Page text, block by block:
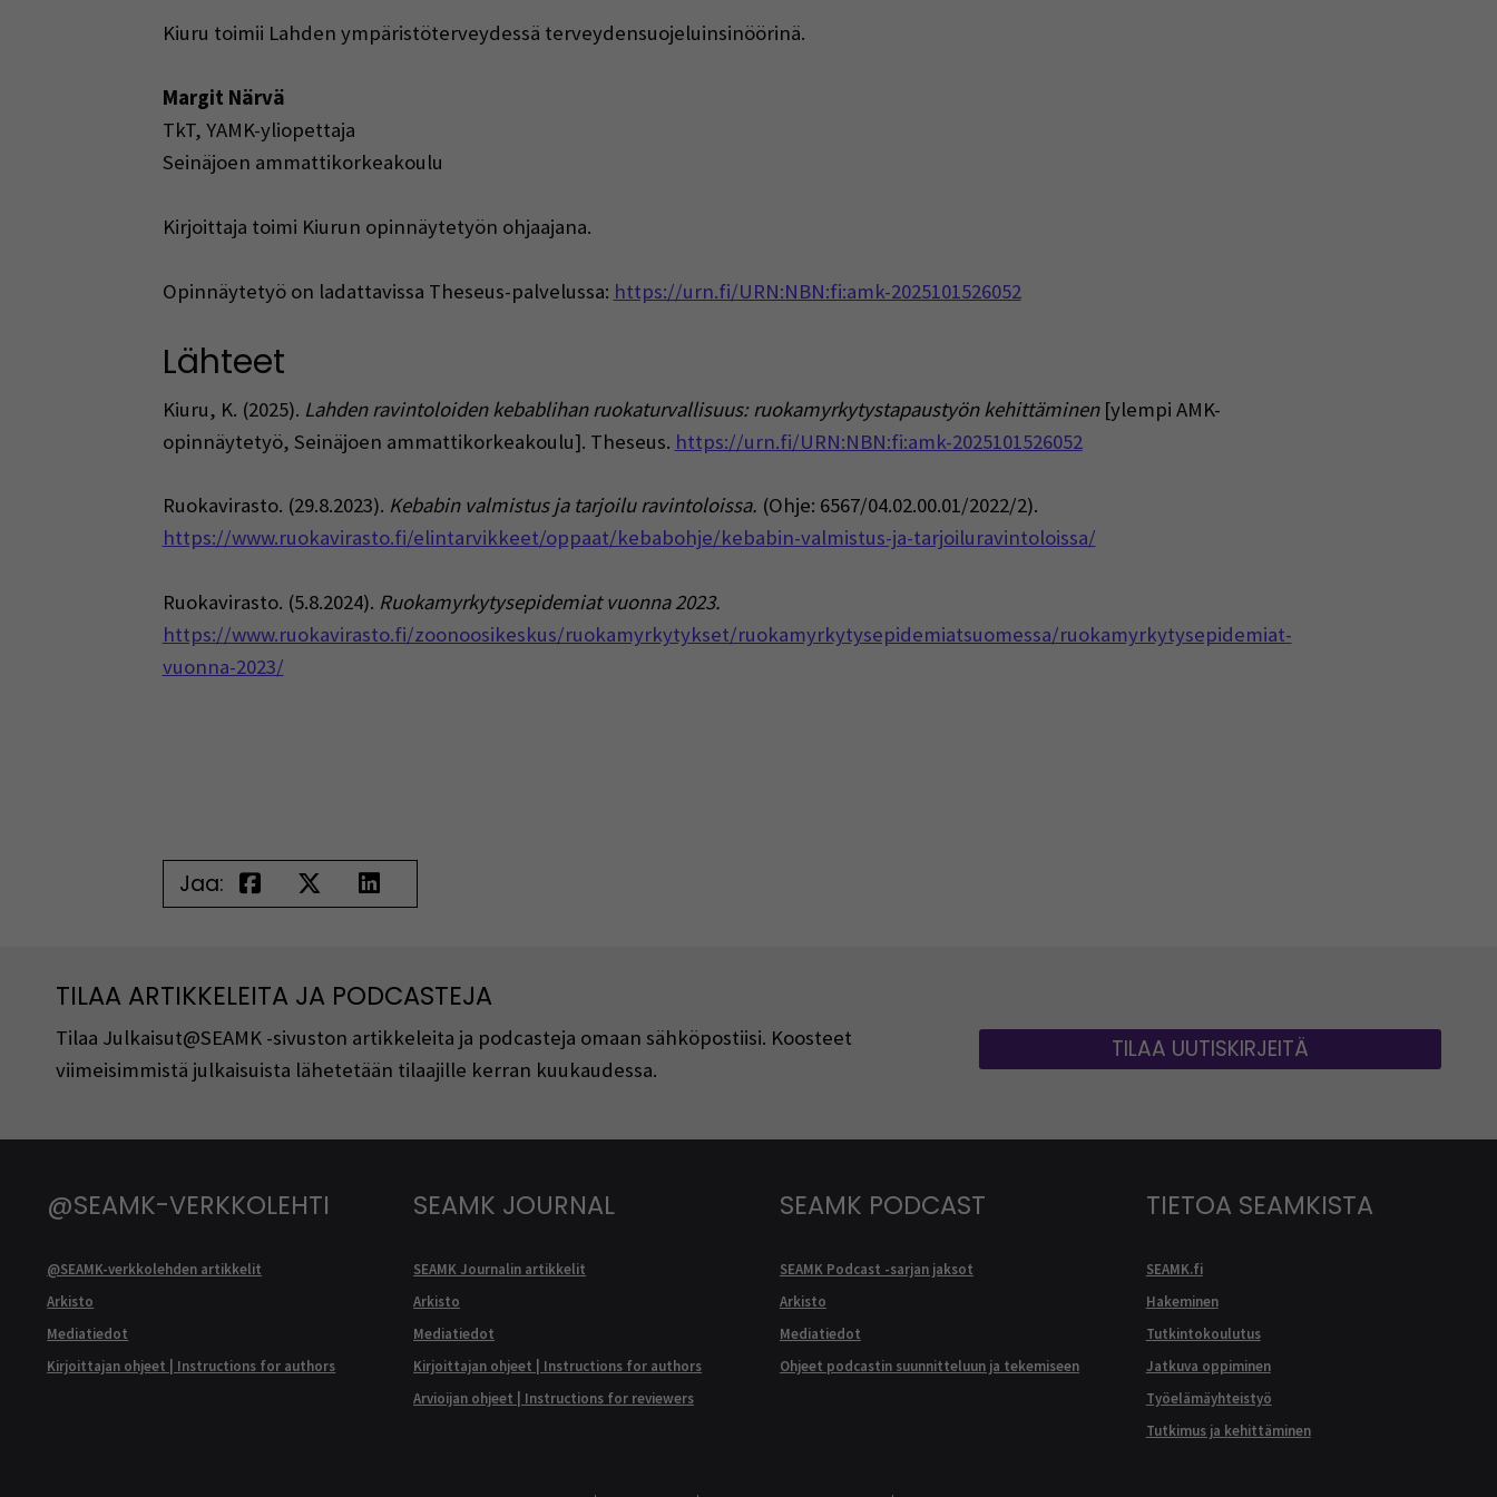
Kiuru toimii Lahden ympäristöterveydessä terveydensuojeluinsinöörinä.
Margit Närvä
TkT, YAMK-yliopettaja
Seinäjoen ammattikorkeakoulu
Kirjoittaja toimi Kiurun opinnäytetyön ohjaajana.
Opinnäytetyö on ladattavissa Theseus-palvelussa: https://urn.fi/URN:NBN:fi:amk-2025101526052
Lähteet
Kiuru, K. (2025). Lahden ravintoloiden kebablihan ruokaturvallisuus: ruokamyrkytystapaustyön kehittäminen[ylempi AMK-
opinnäytetyö, Seinäjoen ammattikorkeakoulu]. Theseus. https://urn.fi/URN:NBN:fi:amk-2025101526052
Ruokavirasto. (29.8.2023). Kebabin valmistus ja tarjoilu ravintoloissa. (Ohje: 6567/04.02.00.01/2022/2).
https://www.ruokavirasto.fi/elintarvikkeet/oppaat/kebabohje/kebabin-valmistus-ja-tarjoiluravintoloissa/
Ruokavirasto. (5.8.2024). Ruokamyrkytysepidemiat vuonna 2023.
https://www.ruokavirasto.fi/zoonoosikeskus/ruokamyrkytykset/ruokamyrkytysepidemiatsuomessa/ruokamyrkytysepidemiat-
vuonna-2023/
Jaa:
TILAA ARTIKKELEITA JA PODCASTEJA
Tilaa Julkaisut@SEAMK -sivuston artikkeleita ja podcasteja omaan sähköpostiisi. Koosteet
viimeisimmistä julkaisuista lähetetään tilaajille kerran kuukaudessa.
TILAA UUTISKIRJEITÄ
@SEAMK-VERKKOLEHTI
@SEAMK-verkkolehden artikkelit
Arkisto
Mediatiedot
Kirjoittajan ohjeet | Instructions for authors
SEAMK JOURNAL
SEAMK Journalin artikkelit
Arkisto
Mediatiedot
Kirjoittajan ohjeet | Instructions for authors
Arvioijan ohjeet | Instructions for reviewers
SEAMK PODCAST
SEAMK Podcast -sarjan jaksot
Arkisto
Mediatiedot
Ohjeet podcastin suunnitteluun ja tekemiseen
TIETOA SEAMKISTA
SEAMK.fi
Hakeminen
Tutkintokoulutus
Jatkuva oppiminen
Työelämäyhteistyö
Tutkimus ja kehittäminen